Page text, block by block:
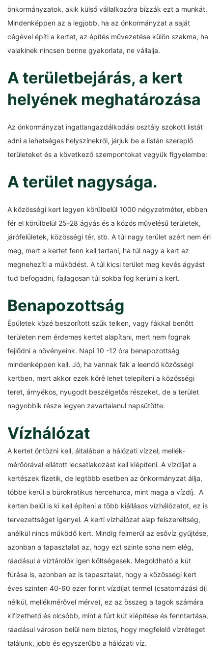
önkormányzatok, akik külső vállalkozóra bízzák ezt a munkát.
Mindenképpen az a legjobb, ha az önkormányzat a saját
cégével építi a kertet, az építés művezetése külön szakma, ha
valakinek nincsen benne gyakorlata, ne vállalja.
A területbejárás, a kert
helyének meghatározása
Az önkormányzat ingatlangazdálkodási osztály szokott listát
adni a lehetséges helyszínekről, járjuk be a listán szereplő
területeket és a következő szempontokat vegyük figyelembe:
A terület nagysága.
A közösségi kert legyen körülbelül 1000 négyzetméter, ebben
fér el körülbelül 25-28 ágyás és a közös művelésű területek,
járófelületek, közösségi tér, stb. A túl nagy terület azért nem éri
meg, mert a kertet fenn kell tartani, ha túl nagy a kert az
megnehezíti a működést. A túl kicsi terület meg kevés ágyást
tud befogadni, fajlagosan túl sokba fog kerülni a kert.
Benapozottság
Épületek közé beszorított szűk telken, vagy fákkal benőtt
területen nem érdemes kertet alapítani, mert nem fognak
fejlődni a növényeink. Napi 10 -12 óra benapozottság
mindenképpen kell. Jó, ha vannak fák a leendő közösségi
kertben, mert akkor ezek köré lehet telepíteni a közösségi
teret, árnyékos, nyugodt beszélgetős részeket, de a terület
nagyobbik része legyen zavartalanul napsütötte.
Vízhálózat
A kertet öntözni kell, általában a hálózati vízzel, mellék-
mérőórával ellátott lecsatlakozást kell kiépíteni. A vízdíjat a
kertészek fizetik, de legtöbb esetben az önkormányzat állja,
többe kerül a bürokratikus hercehurca, mint maga a vízdíj. A
kerten belül is ki kell építeni a több kiállásos vízhálózatot, ez is
tervezettséget igényel. A kerti vízhálózat alap felszereltség,
anélkül nincs működő kert. Mindig felmerül az esővíz gyűjtése,
azonban a tapasztalat az, hogy ezt szinte soha nem elég,
ráadásul a víztárolók igen költségesek. Megoldható a kút
fúrása is, azonban az is tapasztalat, hogy a közösségi kert
éves szinten 40-60 ezer forint vízdíjat termel (csatornázási díj
nélkül, mellékmérővel mérve), ez az összeg a tagok számára
kifizethető és olcsóbb, mint a fúrt kút kiépítése és fenntartása,
ráadásul városon belül nem biztos, hogy megfelelő vízréteget
találunk, jobb és egyszerűbb a hálózati víz.